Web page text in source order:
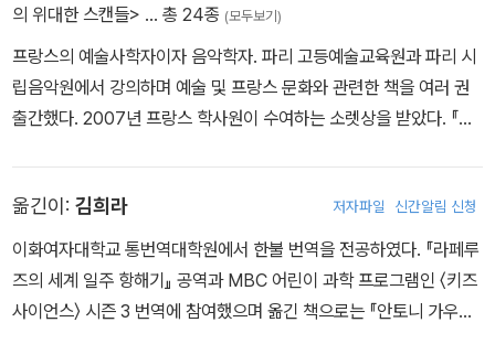
이었다. _(사그라다 파밀리아)
의 위대한 스캔들> … 총 24종 (모두보기)
프랑스의 예술사학자이자 음악학자. 파리 고등예술교육원과 파리 시
립음악원에서 강의하며 예술 및 프랑스 문화와 관련한 책을 여러 권
출간했다. 2007년 프랑스 학사원이 수여하는 소렛상을 받았다. 『미
저서는 세계 17개 언어로 번역 출간되었다.
옮긴이: 김희라 저자파일 신간알림 신청
이화여자대학교 통번역대학원에서 한불 번역을 전공하였다. 『라페루
즈의 세계 일주 항해기』 공역과 MBC 어린이 과학 프로그램인 〈키즈
사이언스〉 시즌 3 번역에 참여했으며 옮긴 책으로는 『안토니 가우디,